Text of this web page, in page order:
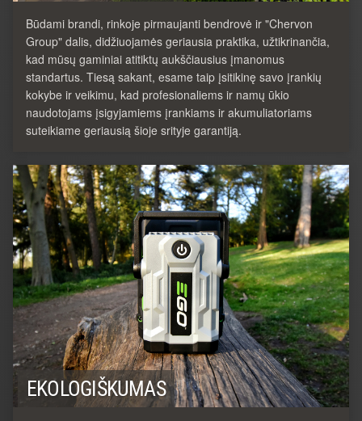
Būdami brandi, rinkoje pirmaujanti bendrovė ir "Chervon
Group" dalis, didžiuojamės geriausia praktika, užtikrinančia,
kad mūsų gaminiai atitiktų aukščiausius įmanomus
standartus. Tiesą sakant, esame taip įsitikinę savo įrankių
kokybe ir veikimu, kad profesionaliems ir namų ūkio
naudotojams įsigyjamiems įrankiams ir akumuliatoriams
suteikiame geriausią šioje srityje garantiją.
EKOLOGIŠKUMAS